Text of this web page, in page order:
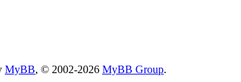
MyBB, © 2002-2026 MyBB Group.